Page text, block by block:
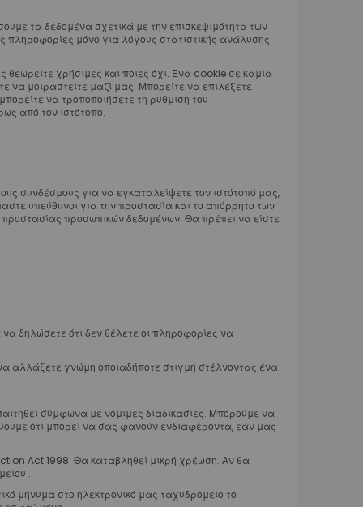
τα δεδομένα σχετικά με την επισκεψιμότητα των
πληροφορίες μόνο για λόγους στατιστικής ανάλυσης
χρήσιμες και ποιες όχι. Ένα cookie σε καμία
να μοιραστείτε μαζί μας. Μπορείτε να επιλέξετε
να τροποποιήσετε τη ρύθμιση του
από τον ιστότοπο.
συνδέσμους για να εγκαταλείψετε τον ιστότοπό μας,
υπεύθυνοι για την προστασία και το απόρρητο των
προστασίας προσωπικών δεδομένων. Θα πρέπει να είστε
δηλώσετε ότι δεν θέλετε οι πληροφορίες να
αλλάξετε γνώμη οποιαδήποτε στιγμή στέλνοντας ένα
σύμφωνα με νόμιμες διαδικασίες. Μπορούμε να
ότι μπορεί να σας φανούν ενδιαφέροντα, εάν μας
Act 1998. Θα καταβληθεί μικρή χρέωση. Αν θα
.
μήνυμα στο ηλεκτρονικό μας ταχυδρομείο το